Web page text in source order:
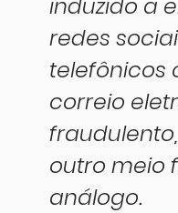
redes
telefônicos
correio
outro meio
análogo.